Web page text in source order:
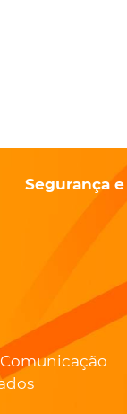
Segurança e